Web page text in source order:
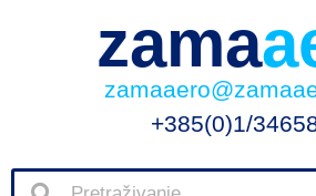
zama
+385(0)1/